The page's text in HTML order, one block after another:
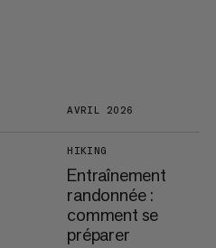
AVRIL 2026
HIKING
Entraînement
randonnée :
comment se
préparer